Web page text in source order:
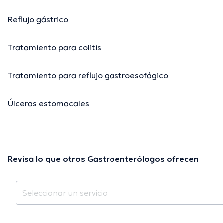
Reflujo gástrico
Tratamiento para colitis
Tratamiento para reflujo gastroesofágico
Úlceras estomacales
Revisa lo que otros Gastroenterólogos ofrecen